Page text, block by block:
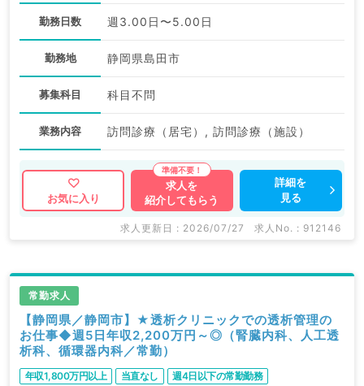
勤務日数 週3.00日〜5.00日
勤務地 静岡県島田市
募集科目 科目不問
業務内容 訪問診療（居宅）, 訪問診療（施設）
お気に入り
求人を
紹介してもらう
詳細を
見る
求人更新日 : 2026/07/27 求人No. : 912146
常勤求人
【静岡県／静岡市】★透析クリニックでの透析管理の
お仕事◆週5日年収2,200万円～◎（腎臓内科、人工透
析科、循環器内科／常勤）
年収1,800万円以上 当直なし 週4日以下の常勤勤務